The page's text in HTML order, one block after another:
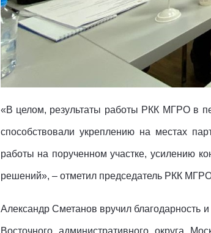
«В целом, результаты работы РКК МГРО в
способствовали укреплению на местах
работы на порученном участке, усилению
решений», – отметил председатель РКК
Александр Сметанов вручил благодарность
Восточного административного округа